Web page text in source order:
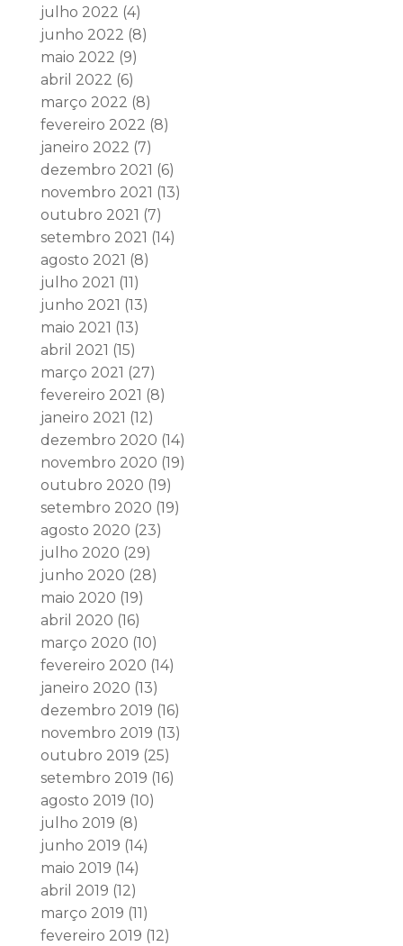
julho 2022 (4)
junho 2022 (8)
maio 2022 (9)
abril 2022 (6)
março 2022 (8)
fevereiro 2022 (8)
janeiro 2022 (7)
dezembro 2021 (6)
novembro 2021 (13)
outubro 2021 (7)
setembro 2021 (14)
agosto 2021 (8)
julho 2021 (11)
junho 2021 (13)
maio 2021 (13)
abril 2021 (15)
março 2021 (27)
fevereiro 2021 (8)
janeiro 2021 (12)
dezembro 2020 (14)
novembro 2020 (19)
outubro 2020 (19)
setembro 2020 (19)
agosto 2020 (23)
julho 2020 (29)
junho 2020 (28)
maio 2020 (19)
abril 2020 (16)
março 2020 (10)
fevereiro 2020 (14)
janeiro 2020 (13)
dezembro 2019 (16)
novembro 2019 (13)
outubro 2019 (25)
setembro 2019 (16)
agosto 2019 (10)
julho 2019 (8)
junho 2019 (14)
maio 2019 (14)
abril 2019 (12)
março 2019 (11)
fevereiro 2019 (12)